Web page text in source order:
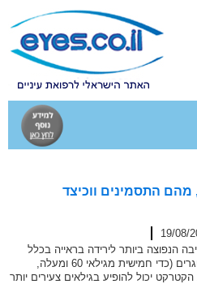
התסמינים ווכיצד
19/08/
הנפוצה ביותר לירידה בראייה בכלל
האוכלוסייה. שכיחותו רבה בקרב מבוגרים (כדי חמישית מגילאי 60 ומעלה,
עם זאת הקטרקט יכול להופיע בגילאים צעירים יותר